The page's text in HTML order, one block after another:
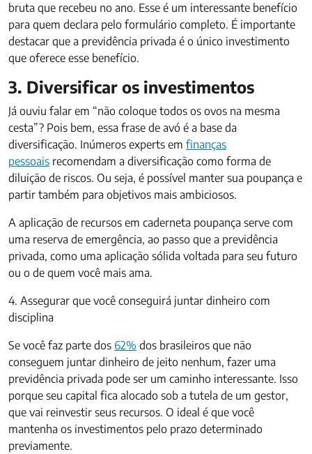
bruta que recebeu no ano. Esse é um interessante benefício
para quem declara pelo formulário completo. É importante
destacar que a previdência privada é o único investimento
que oferece esse benefício.
3. Diversificar os investimentos
Já ouviu falar em “não coloque todos os ovos na mesma
cesta”? Pois bem, essa frase de avó é a base da
diversificação. Inúmeros experts em finanças
pessoais recomendam a diversificação como forma de
diluição de riscos. Ou seja, é possível manter sua poupança e
partir também para objetivos mais ambiciosos.
A aplicação de recursos em caderneta poupança serve com
uma reserva de emergência, ao passo que a previdência
privada, como uma aplicação sólida voltada para seu futuro
ou o de quem você mais ama.
4. Assegurar que você conseguirá juntar dinheiro com
disciplina
Se você faz parte dos 62% dos brasileiros que não
conseguem juntar dinheiro de jeito nenhum, fazer uma
previdência privada pode ser um caminho interessante. Isso
porque seu capital fica alocado sob a tutela de um gestor,
que vai reinvestir seus recursos. O ideal é que você
mantenha os investimentos pelo prazo determinado
previamente.